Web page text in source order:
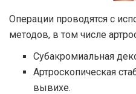
Операции проводятся с
методов, в том числе
Субакромиальная
Артроскопическая
вывихе.